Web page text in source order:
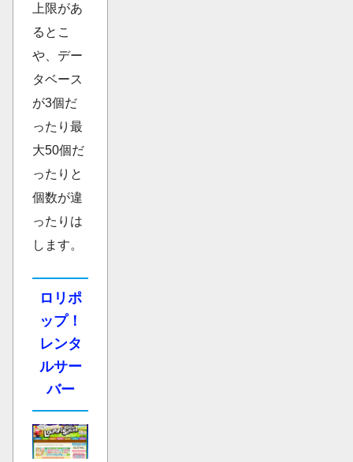
上限があ
るとこ
や、デー
タベース
が3個だ
ったり最
大50個だ
ったりと
個数が違
ったりは
します。
ロリポ
ップ！
レンタ
ルサー
バー